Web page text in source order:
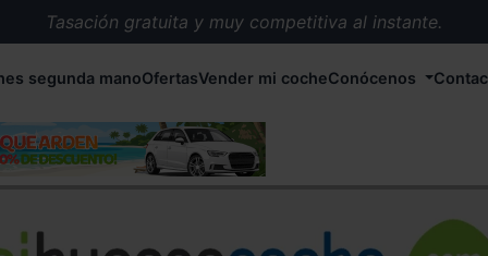
Tasación gratuita y muy competitiva al instante.
Más de 5.000 conductores satisfechos.
Buscamos el coche que tu quieras.
Recogemos tu coche en cualquier parte de España.
segunda manoOfertasVender mi cocheConócenos